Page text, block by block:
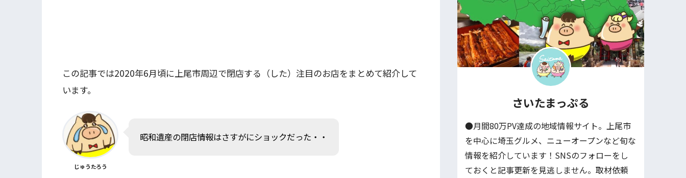
この記事では2020年6月頃に上尾市周辺で閉店する（した）注目のお店をまとめて紹介して
います。
じゅうたろう
昭和遺産の閉店情報はさすがにショックだった・・
さいたまっぷる
●月間80万PV達成の地域情報サイト。上尾市
を中心に埼玉グルメ、ニューオープンなど旬な
情報を紹介しています！SNSのフォローをし
ておくと記事更新を見逃しません。取材依頼